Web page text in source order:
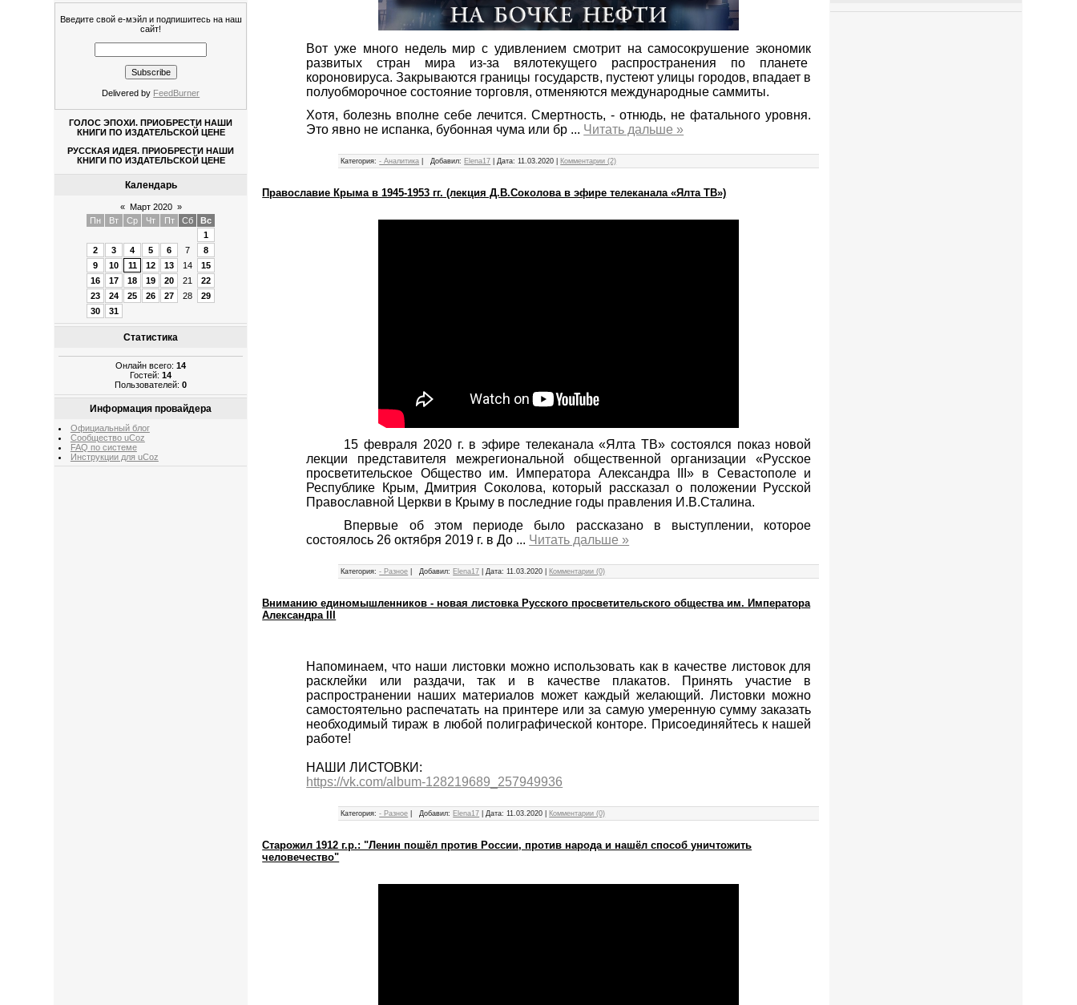
Введите свой е-мэйл и подпишитесь на наш
сайт!
Delivered by FeedBurner
ГОЛОС ЭПОХИ. ПРИОБРЕСТИ НАШИ
КНИГИ ПО ИЗДАТЕЛЬСКОЙ ЦЕНЕ
РУССКАЯ ИДЕЯ. ПРИОБРЕСТИ НАШИ
КНИГИ ПО ИЗДАТЕЛЬСКОЙ ЦЕНЕ
Календарь
« Март 2020 »
Пн
Вт Ср Чт Пт Сб
Вс
1
2
3 4 5 6 7
8
9
10 11 12 13 14
15
16
17 18 19 20 21
22
23
24 25 26 27 28
29
30
31
Статистика
Онлайн всего:14
Гостей:14
Пользователей:0
Информация провайдера
Официальный блог
Сообщество uCoz
FAQ по системе
Инструкции для uCoz
Вот уже много недель мир с удивлением смотрит на самосокрушение экономик
развитых стран мира из-за вялотекущего распространения по планете
короновируса. Закрываются границы государств, пустеют улицы городов, впадает в
полуобморочное состояние торговля, отменяются международные саммиты.
Хотя, болезнь вполне себе лечится. Смертность, - отнюдь, не фатального уровня.
Это явно не испанка, бубонная чума или бр ... Читать дальше »
Категория: - Аналитика Добавил: Elena17 Дата: 11.03.2020 Комментарии (2)
Православие Крыма в 1945-1953 гг. (лекция Д.В.Соколова в эфире телеканала «Ялта ТВ»)
15 февраля 2020 г. в эфире телеканала «Ялта ТВ» состоялся показ новой
лекции представителя межрегиональной общественной организации «Русское
просветительское Общество им. Императора Александра III» в Севастополе и
Республике Крым, Дмитрия Соколова, который рассказал о положении Русской
Православной Церкви в Крыму в последние годы правления И.В.Сталина.
Впервые об этом периоде было рассказано в выступлении, которое
состоялось 26 октября 2019 г. в До ... Читать дальше »
Категория: - Разное Добавил: Elena17 Дата: 11.03.2020 Комментарии (0)
Вниманию единомышленников - новая листовка Русского просветительского общества им. Императора
Александра III
Напоминаем, что наши листовки можно использовать как в качестве листовок для
расклейки или раздачи, так и в качестве плакатов. Принять участие в
распространении наших материалов может каждый желающий. Листовки можно
самостоятельно распечатать на принтере или за самую умеренную сумму заказать
необходимый тираж в любой полиграфической конторе. Присоединяйтесь к нашей
работе!
НАШИ ЛИСТОВКИ:
https://vk.com/album-128219689_257949936
Категория: - Разное Добавил: Elena17 |Дата: 11.03.2020 Комментарии (0)
Старожил 1912 г.р.: "Ленин пошёл против России, против народа и нашёл способ уничтожить
человечество"